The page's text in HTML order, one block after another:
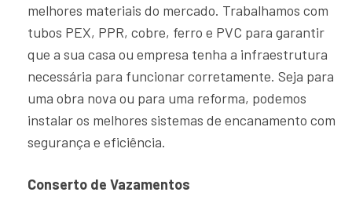
melhores materiais do mercado. Trabalhamos com
tubos PEX, PPR, cobre, ferro e PVC para garantir
que a sua casa ou empresa tenha a infraestrutura
necessária para funcionar corretamente. Seja para
uma obra nova ou para uma reforma, podemos
instalar os melhores sistemas de encanamento com
segurança e eficiência.
Conserto de Vazamentos